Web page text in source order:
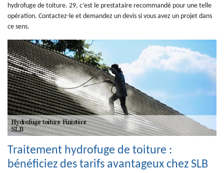
hydrofuge de toiture. 29, c’est le prestataire recommandé pour une telle
opération. Contactez-le et demandez un devis si vous avez un projet dans
ce sens.
Traitement hydrofuge de toiture :
bénéficiez des tarifs avantageux chez SLB